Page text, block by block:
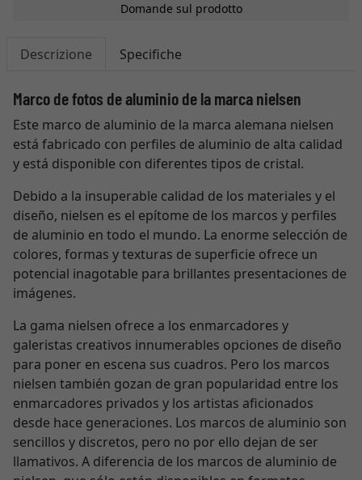
Domande sul prodotto
Descrizione Specifiche
Marco de fotos de aluminio de la marca nielsen
Este marco de aluminio de la marca alemana nielsen
está fabricado con perfiles de aluminio de alta calidad
y está disponible con diferentes tipos de cristal.
Debido a la insuperable calidad de los materiales y el
diseño, nielsen es el epítome de los marcos y perfiles
de aluminio en todo el mundo. La enorme selección de
colores, formas y texturas de superficie ofrece un
potencial inagotable para brillantes presentaciones de
imágenes.
La gama nielsen ofrece a los enmarcadores y
galeristas creativos innumerables opciones de diseño
para poner en escena sus cuadros. Pero los marcos
nielsen también gozan de gran popularidad entre los
enmarcadores privados y los artistas aficionados
desde hace generaciones. Los marcos de aluminio son
sencillos y discretos, pero no por ello dejan de ser
llamativos. A diferencia de los marcos de aluminio de